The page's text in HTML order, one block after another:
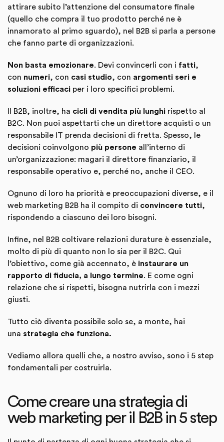
attirare subito l’attenzione del consumatore finale
(quello che compra il tuo prodotto perché ne è
innamorato al primo sguardo), nel B2B si parla a persone
che fanno parte di organizzazioni.
Non basta emozionare. Devi convincerli con i fatti,
con numeri, con casi studio, con argomenti seri e
soluzioni efficaci per i loro specifici problemi.
Il B2B, inoltre, ha cicli di vendita più lunghi rispetto al
B2C. Non puoi aspettarti che un direttore acquisti o un
responsabile IT prenda decisioni di fretta. Spesso, le
decisioni coinvolgono più persone all’interno di
un’organizzazione: magari il direttore finanziario, il
responsabile operativo e, perché no, anche il CEO.
Ognuno di loro ha priorità e preoccupazioni diverse, e il
web marketing B2B ha il compito di convincere tutti,
rispondendo a ciascuno dei loro bisogni.
Infine, nel B2B coltivare relazioni durature è essenziale,
molto di più di quanto non lo sia per il B2C. Qui
l’obiettivo, come già accennato, è instaurare un
rapporto di fiducia, a lungo termine. E come ogni
relazione che si rispetti, bisogna nutrirla con i mezzi
giusti.
Tutto ciò diventa possibile solo se, a monte, hai
una strategia che funziona.
Vediamo allora quelli che, a nostro avviso, sono i 5 step
fondamentali per costruirla.
Come creare una strategia di
web marketing per il B2B in 5 step